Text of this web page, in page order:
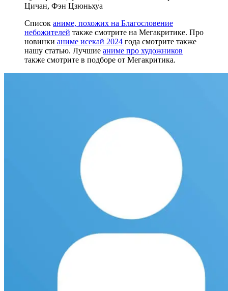
Цичан, Фэн Цзюньхуа
Список аниме, похожих на Благословение
небожителей также смотрите на Мегакритике. Про
новинки аниме исекай 2024 года смотрите также
нашу статью. Лучшие аниме про художников
также смотрите в подборе от Мегакритика.